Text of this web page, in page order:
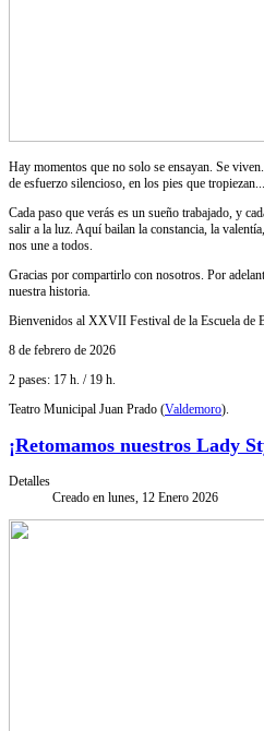
Hay momentos que no solo se ensayan. Se
de esfuerzo silencioso, en los pies que
Cada paso que verás es un sueño trabajado, y
salir a la luz. Aquí bailan la constancia, la
nos une a todos.
Gracias por compartirlo con nosotros. Por
nuestra historia.
Bienvenidos al XXVII Festival de la Escuela de
8 de febrero de 2026
2 pases: 17 h. / 19 h.
Teatro Municipal Juan Prado (Valdemoro).
¡Retomamos nuestros Lady
Detalles
Creado en lunes, 12 Enero 2026